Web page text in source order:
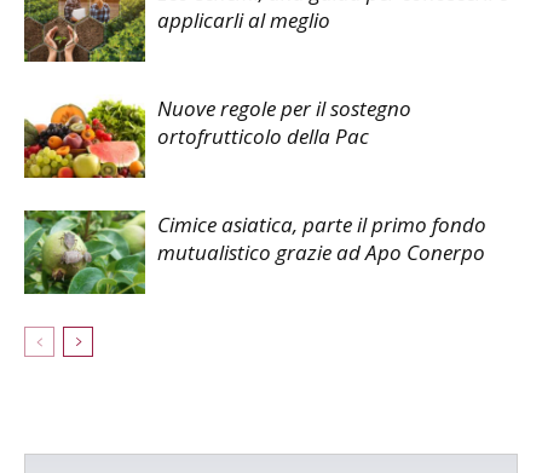
applicarli al meglio
Nuove regole per il sostegno
ortofrutticolo della Pac
Cimice asiatica, parte il primo fondo
mutualistico grazie ad Apo Conerpo